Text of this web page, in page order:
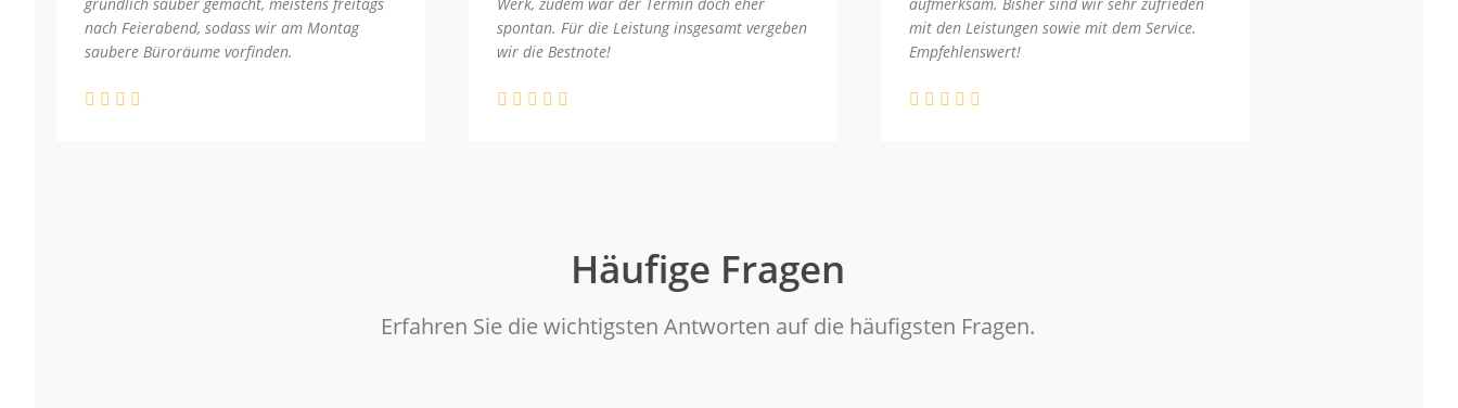
nach Feierabend, sodass wir am Montag
saubere Büroräume vorfinden.
spontan. Für die Leistung insgesamt vergeben
wir die Bestnote!
mit den Leistungen sowie mit dem Service.
Empfehlenswert!
Häufige Fragen
Erfahren Sie die wichtigsten Antworten auf die häufigsten Fragen.